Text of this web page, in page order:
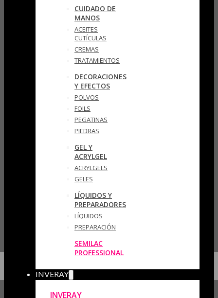
CUIDADO DE
MANOS
ACEITES
CUTÍCULAS
CREMAS
TRATAMIENTOS
DECORACIONES
Y EFECTOS
POLVOS
FOILS
PEGATINAS
PIEDRAS
GEL Y
ACRYLGEL
ACRYLGELS
GELES
LÍQUIDOS Y
PREPARADORES
LÍQUIDOS
PREPARACIÓN
SEMILAC
PROFESSIONAL
INVERAY
INVERAY